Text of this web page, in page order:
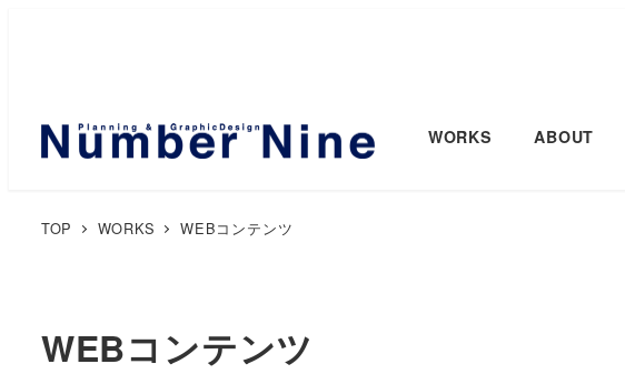
WORKS ABOUT
TOP WORKS WEBコンテンツ
WEBコンテンツ